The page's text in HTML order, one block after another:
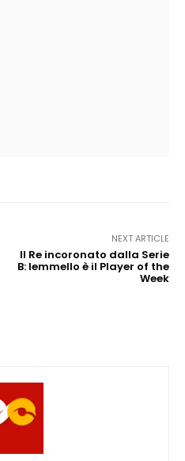
NEXT ARTICLE
Il Re incoronato dalla Serie
B: Iemmello è il Player of the
Week